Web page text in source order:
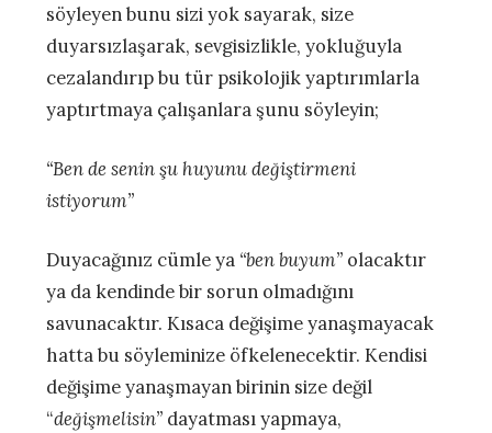
söyleyen bunu sizi yok sayarak, size
duyarsızlaşarak, sevgisizlikle, yokluğuyla
cezalandırıp bu tür psikolojik yaptırımlarla
yaptırtmaya çalışanlara şunu söyleyin;
“Ben de senin şu huyunu değiştirmeni
istiyorum”
Duyacağınız cümle ya “ben buyum” olacaktır
ya da kendinde bir sorun olmadığını
savunacaktır. Kısaca değişime yanaşmayacak
hatta bu söyleminize öfkelenecektir. Kendisi
değişime yanaşmayan birinin size değil
“değişmelisin” dayatması yapmaya,